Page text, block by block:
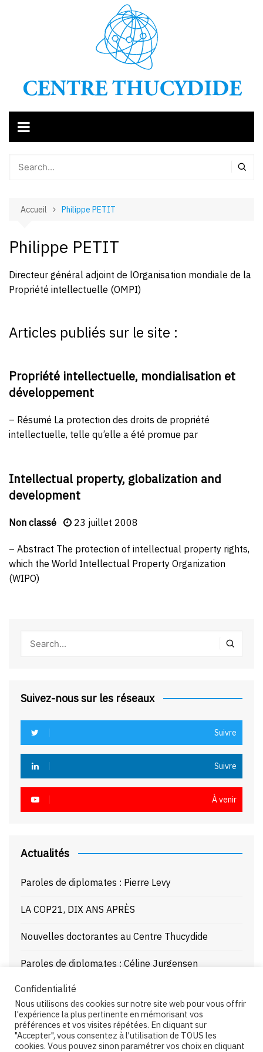
Accueil Philippe PETIT
Philippe PETIT
Directeur général adjoint de lOrganisation mondiale de la
Propriété intellectuelle (OMPI)
Articles publiés sur le site :
Propriété intellectuelle, mondialisation et
développement
– Résumé La protection des droits de propriété
intellectuelle, telle qu’elle a été promue par
Intellectual property, globalization and
development
Non classé 23 juillet 2008
– Abstract The protection of intellectual property rights,
which the World Intellectual Property Organization
(WIPO)
Suivez-nous sur les réseaux
Suivre
Suivre
À venir
Actualités
Paroles de diplomates : Pierre Levy
LA COP21, DIX ANS APRÈS
Nouvelles doctorantes au Centre Thucydide
Paroles de diplomates : Céline Jurgensen
Journée d’étude : La Mer Noire enjeux stratégiques
et juridiques – 21/10/25
Confidentialité
Nous utilisons des cookies sur notre site web pour vous offrir
l'expérience la plus pertinente en mémorisant vos
préférences et vos visites répétées. En cliquant sur
"Accepter", vous consentez à l'utilisation de TOUS les
cookies. Vous pouvez sinon paramétrer vos choix en cliquant